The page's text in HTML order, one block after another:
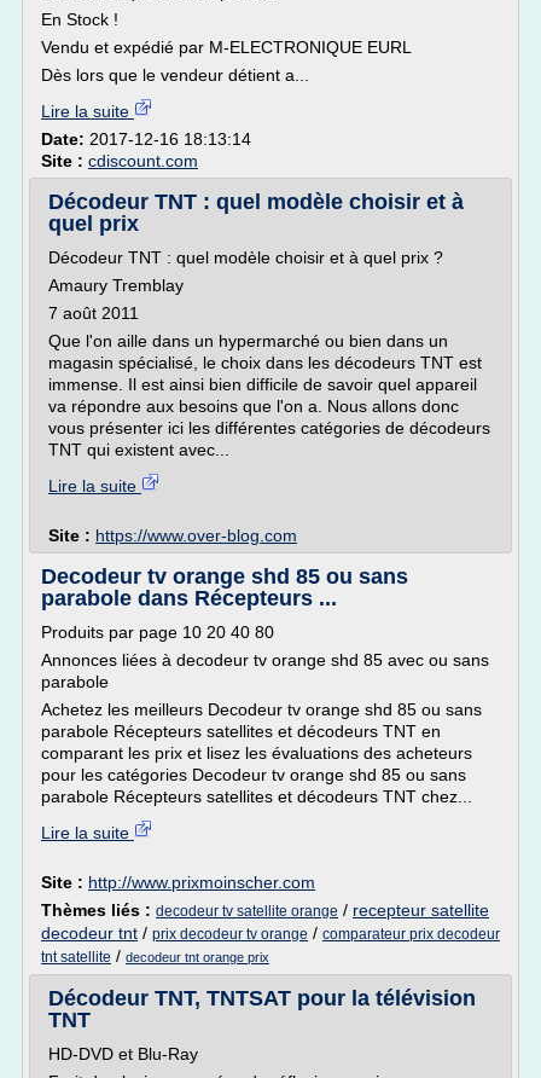
En Stock !
Vendu et expédié par M-ELECTRONIQUE EURL
Dès lors que le vendeur détient a...
Lire la suite
Date: 2017-12-16 18:13:14
Site : cdiscount.com
Décodeur TNT : quel modèle choisir et à
quel prix
Décodeur TNT : quel modèle choisir et à quel prix ?
Amaury Tremblay
7 août 2011
Que l'on aille dans un hypermarché ou bien dans un
magasin spécialisé, le choix dans les décodeurs TNT est
immense. Il est ainsi bien difficile de savoir quel appareil
va répondre aux besoins que l'on a. Nous allons donc
vous présenter ici les différentes catégories de décodeurs
TNT qui existent avec...
Lire la suite
Site : https://www.over-blog.com
Decodeur tv orange shd 85 ou sans
parabole dans Récepteurs ...
Produits par page 10 20 40 80
Annonces liées à decodeur tv orange shd 85 avec ou sans
parabole
Achetez les meilleurs Decodeur tv orange shd 85 ou sans
parabole Récepteurs satellites et décodeurs TNT en
comparant les prix et lisez les évaluations des acheteurs
pour les catégories Decodeur tv orange shd 85 ou sans
parabole Récepteurs satellites et décodeurs TNT chez...
Lire la suite
Site : http://www.prixmoinscher.com
Thèmes liés : decodeur tv satellite orange / recepteur satellite
decodeur tnt / prix decodeur tv orange / comparateur prix decodeur
tnt satellite / decodeur tnt orange prix
Décodeur TNT, TNTSAT pour la télévision
TNT
HD-DVD et Blu-Ray